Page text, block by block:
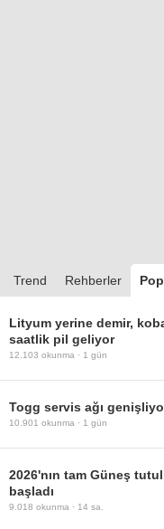
Trend Rehberler
Lityum yerine demir,
saatlik pil geliyor
12.103 okunma · 1 gün
Togg servis ağı
10.901 okunma · 1 gün
2026'nın tam Güneş
başladı
9.018 okunma · 14 sa.